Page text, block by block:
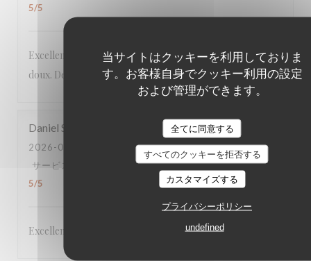
当サイトはクッキーを利用しておりま
す。お客様自身でクッキー利用の設定
および管理ができます。
全てに同意する
すべてのクッキーを拒否する
カスタマイズする
プライバシーポリシー
undefined
5/5
Excellent menu original aux produits frais, le tout à prix
doux. Deuxième fois dans ce restaurant et toujours au top.
Daniel S
2026-06-22
- 19:45 - ゲスト 5
サービス
5/5 メニュー: 5/5 品質-価格:
5/5
Excellent,